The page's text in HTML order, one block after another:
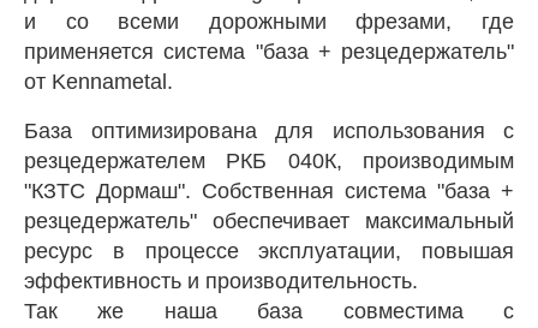
и со всеми дорожными фрезами, где
применяется система "база + резцедержатель"
от Kennametal.
База оптимизирована для использования с
резцедержателем РКБ 040К, производимым
"КЗТС Дормаш". Собственная система "база +
резцедержатель" обеспечивает максимальный
ресурс в процессе эксплуатации, повышая
эффективность и производительность.
Так же наша база совместима с